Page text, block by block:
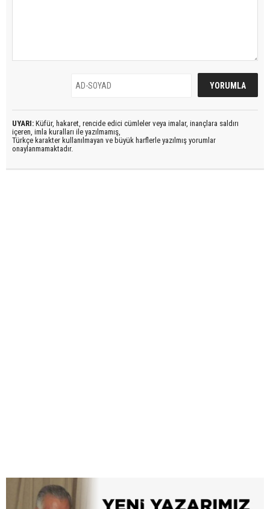
UYARI: Küfür, hakaret, rencide edici cümleler veya imalar, inançlara saldırı
içeren, imla kuralları ile yazılmamış,
Türkçe karakter kullanılmayan ve büyük harflerle yazılmış yorumlar
onaylanmamaktadır.